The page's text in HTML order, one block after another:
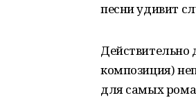
песни удивит
Действительно
композиция)
для самых